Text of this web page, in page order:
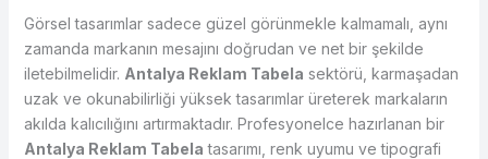
Görsel tasarımlar sadece güzel görünmekle kalmamalı, aynı
zamanda markanın mesajını doğrudan ve net bir şekilde
iletebilmelidir. Antalya Reklam Tabela sektörü, karmaşadan
uzak ve okunabilirliği yüksek tasarımlar üreterek markaların
akılda kalıcılığını artırmaktadır. Profesyonelce hazırlanan bir
Antalya Reklam Tabela tasarımı, renk uyumu ve tipografi